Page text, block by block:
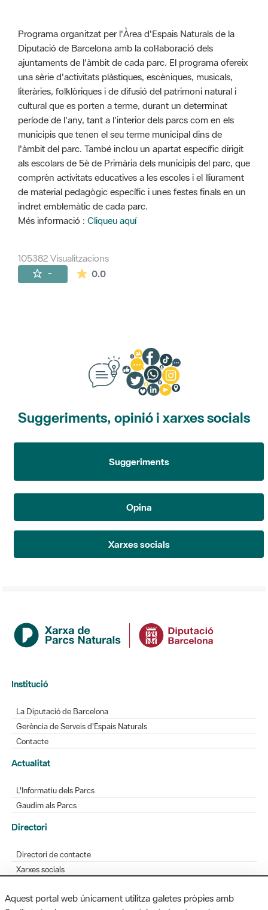
Programa organitzat per l'Àrea d'Espais Naturals de la
Diputació de Barcelona amb la col·laboració dels
ajuntaments de l'àmbit de cada parc. El programa ofereix
una sèrie d'activitats plàstiques, escèniques, musicals,
literàries, folklòriques i de difusió del patrimoni natural i
cultural que es porten a terme, durant un determinat
període de l'any, tant a l'interior dels parcs com en els
municipis que tenen el seu terme municipal dins de
l'àmbit del parc. També inclou un apartat específic dirigit
als escolars de 5è de Primària dels municipis del parc, que
comprèn activitats educatives a les escoles i el lliurament
de material pedagògic específic i unes festes finals en un
indret emblemàtic de cada parc.
Més informació : Cliqueu aquí
105382 Visualitzacions
- 0.0La mitjana de les valoracions és de 0
Suggeriments, opinió i xarxes socials
Suggeriments
Opina
Xarxes socials
Institució
La Diputació de Barcelona
Gerència de Serveis d'Espais Naturals
Contacte
Actualitat
L'Informatiu dels Parcs
Gaudim als Parcs
Directori
Directori de contacte
Xarxes socials
Bústia de suggeriments
Aquest portal web únicament utilitza galetes pròpies amb